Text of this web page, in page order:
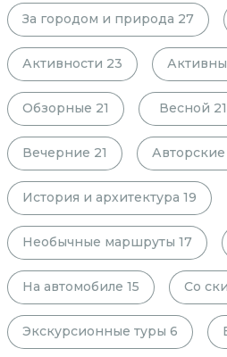
За городом и природа 27
Активности 23
Обзорные 21 Весной 21
Вечерние 21 Авторские
История и архитектура 19
Необычные маршруты 17
На автомобиле 15 Со
Экскурсионные туры 6